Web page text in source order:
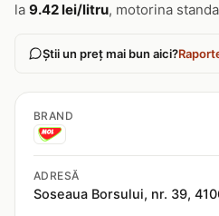
la 9.42 lei/litru, motorina
Știi un preț mai bun aici?
BRAND
ADRESĂ
Soseaua Borsului, nr. 39,